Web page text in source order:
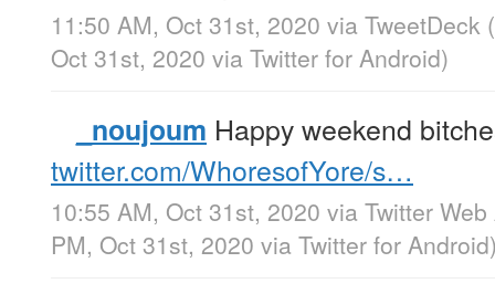
11:50 AM, Oct 31st, 2020 via TweetDeck
Oct 31st, 2020 via Twitter for Android)
_noujoum Happy weekend
twitter.com/WhoresofYore/s…
10:55 AM, Oct 31st, 2020 via Twitter Web
PM, Oct 31st, 2020 via Twitter for Android